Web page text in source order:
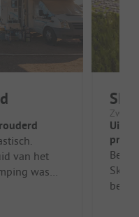
van het
was
Skellefteå. Wie